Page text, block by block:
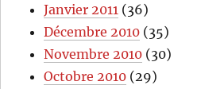
Janvier 2011 (36)
Décembre 2010 (35)
Novembre 2010 (30)
Octobre 2010 (29)